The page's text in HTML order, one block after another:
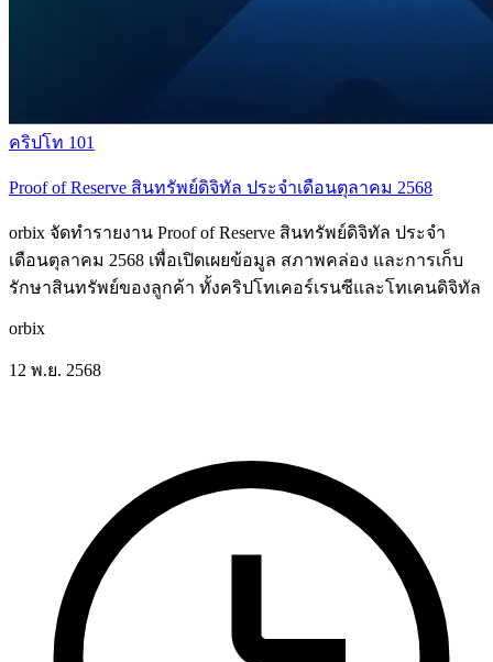
คริปโท 101
Proof of Reserve สินทรัพย์ดิจิทัล ประจำเดือนตุลาคม 2568
orbix จัดทำรายงาน Proof of Reserve สินทรัพย์ดิจิทัล ประจำ
เดือนตุลาคม 2568 เพื่อเปิดเผยข้อมูล สภาพคล่อง และการเก็บ
รักษาสินทรัพย์ของลูกค้า ทั้งคริปโทเคอร์เรนซีและโทเคนดิจิทัล
orbix
12 พ.ย. 2568